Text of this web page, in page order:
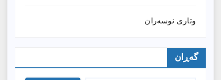
وتارى نوسەران
گەڕان